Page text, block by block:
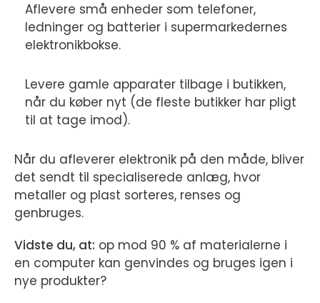
Aflevere små enheder som telefoner,
ledninger og batterier i supermarkedernes
elektronikbokse.
Levere gamle apparater tilbage i butikken,
når du køber nyt (de fleste butikker har pligt
til at tage imod).
Når du afleverer elektronik på den måde, bliver
det sendt til specialiserede anlæg, hvor
metaller og plast sorteres, renses og
genbruges.
Vidste du, at: op mod 90 % af materialerne i
en computer kan genvindes og bruges igen i
nye produkter?